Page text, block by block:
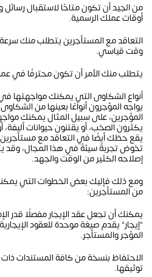
من الجيد أن تكون متاحًا لاستقبال
أوقات عملك الرسمية.
التعاقد مع المستأجرين يتطلب منك
وقت قياسي.
يتطلب منك الأمر أن تكون محترفًا في
أنواع الشكاوى التي يمكنك مواجهتها
يواجه المؤجرون أنواعًا بعينها من
المؤجرين، على سبيل المثال يمكنك
يكثرون الصخب، أو يقتنون حيوانات أليفة،
يقع حظك أيضًا في التعاقد مع مستأجرين
تخوض تجربةً سيئةً في هذا المجال، وقد
إصلاحه الكثير من الوقت والجهد.
ومع ذلك فإليك بعض الخطوات التي يمكنك
من المستأجرين:
يمكنك أن تجعل عقد الإيجار مفصلًا قدر
"إيجار" يقدم صيغة موحدة للعقود
المؤجر والمستأجر.
الاحتفاظ بنسخة من كافة المستندات ذات
توثيقها.